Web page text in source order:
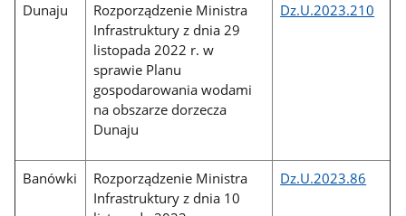
Dunaju
Rozporządzenie Ministra
Infrastruktury z dnia 29
listopada 2022 r. w
sprawie Planu
gospodarowania wodami
na obszarze dorzecza
Dunaju
Dz.U.2023.210
Banówki
Rozporządzenie Ministra
Infrastruktury z dnia 10
Dz.U.2023.86